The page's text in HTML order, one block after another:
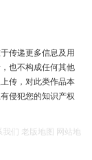
传递更多信息及用
也不构成任何其他
传，对此类作品本
侵犯您的知识产权
们 老版地图
网站地